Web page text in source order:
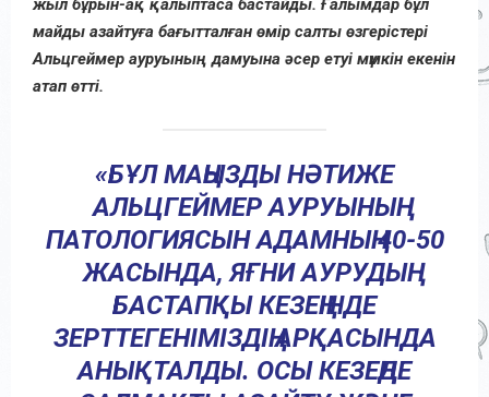
жыл бұрын-ақ қалыптаса бастайды. Ғалымдар бұл
майды азайтуға бағытталған өмір салты өзгерістері
Альцгеймер ауруының дамуына әсер етуі мүмкін екенін
атап өтті.
«БҰЛ МАҢЫЗДЫ НӘТИЖЕ
АЛЬЦГЕЙМЕР АУРУЫНЫҢ
ПАТОЛОГИЯСЫН АДАМНЫҢ 40-50
ЖАСЫНДА, ЯҒНИ АУРУДЫҢ
БАСТАПҚЫ КЕЗЕҢІНДЕ
ЗЕРТТЕГЕНІМІЗДІҢ АРҚАСЫНДА
АНЫҚТАЛДЫ. ОСЫ КЕЗЕҢДЕ